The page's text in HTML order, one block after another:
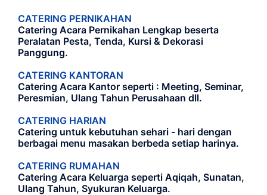
CATERING PERNIKAHAN
Catering Acara Pernikahan Lengkap beserta
Peralatan Pesta, Tenda, Kursi & Dekorasi
Panggung.
CATERING KANTORAN
Catering Acara Kantor seperti : Meeting, Seminar,
Peresmian, Ulang Tahun Perusahaan dll.
CATERING HARIAN
Catering untuk kebutuhan sehari - hari dengan
berbagai menu masakan berbeda setiap harinya.
CATERING RUMAHAN
Catering Acara Keluarga seperti Aqiqah, Sunatan,
Ulang Tahun, Syukuran Keluarga.